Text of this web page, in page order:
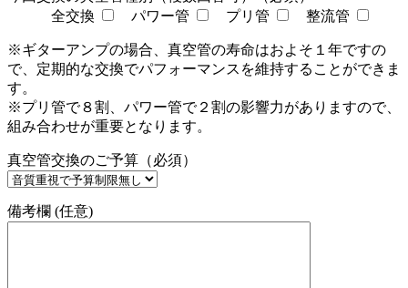
全交換
パワー管 プリ管 整流管
※ギターアンプの場合、真空管の寿命はおよそ１年ですの
で、定期的な交換でパフォーマンスを維持することができま
す。
※プリ管で８割、パワー管で２割の影響力がありますので、
組み合わせが重要となります。
真空管交換のご予算（必須）
備考欄 (任意)